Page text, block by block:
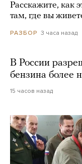
Расскажите, как
там, где вы
РАЗБОР 3 часа назад
В России
бензина более
15 часов назад